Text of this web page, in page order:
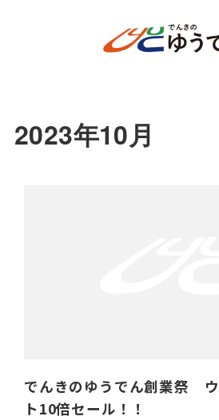
2023年10月
でんきのゆうでん創業祭
ト10倍セール！！